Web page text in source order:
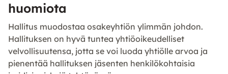
huomiota
Hallitus muodostaa osakeyhtiön ylimmän johdon.
Hallituksen on hyvä tuntea yhtiöoikeudelliset
velvollisuutensa, jotta se voi luoda yhtiölle arvoa ja
pienentää hallituksen jäsenten henkilökohtaisia